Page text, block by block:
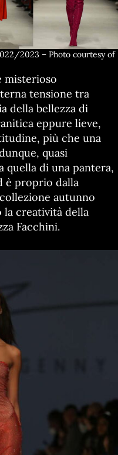
2023 – Photo courtesy of
misterioso
tensione tra
della bellezza di
eppure lieve,
più che una
quasi
quella di una pantera,
è proprio dalla
autunno
creatività della
Facchini.